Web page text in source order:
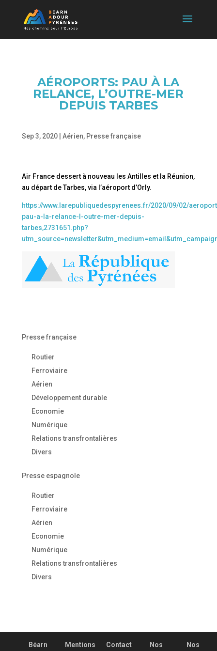
AÉROPORTS: PAU À LA
RELANCE, L’OUTRE-MER
DEPUIS TARBES
Sep 3, 2020| Aérien, Presse française
Air France dessert à nouveau les Antilles et la Réunion,
au départ de Tarbes, via l’aéroport d’Orly.
https://www.larepubliquedespyrenees.fr/2020/09/02/
pau-a-la-relance-l-outre-mer-depuis-
tarbes,2731651.php?
Presse française
Routier
Ferroviaire
Aérien
Développement durable
Economie
Numérique
Relations transfrontalières
Divers
Presse espagnole
Routier
Ferroviaire
Aérien
Economie
Numérique
Relations transfrontalières
Divers
Béarn Mentions Contact Nos Nos